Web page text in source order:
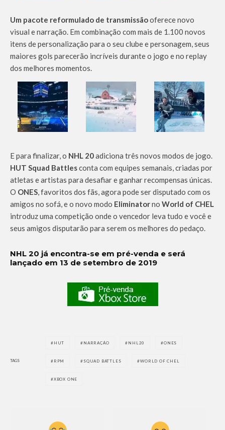
Um pacote reformulado de transmissãooferece novo
visual e narração. Em combinação com mais de 1.100 novos
itens de personalização para o seu clube e personagem, seus
maiores gols parecerão incríveis durante o jogo e no replay
dos melhores momentos.
E para finalizar, o NHL 20adiciona três novos modos de jogo.
HUT Squad Battlesconta com equipes semanais, criadas por
atletas e artistas para desafiar e ganhar recompensas únicas.
O ONES , favoritos dos fãs, agora pode ser disputado com os
amigos no sofá, e o novo modo Eliminatorno World of CHEL
introduz uma competição onde o vencedor leva tudo e você e
seus amigos disputarão para serem os melhores do pedaço.
NHL 20 já encontra-se em pré-venda e será
lançado em 13 de setembro de 2019
TAGS
HUT NARRAÇÃO NHL20 ONES
RPM SQUAD BATTLES WORLD OF CHEL
XBOX ONE